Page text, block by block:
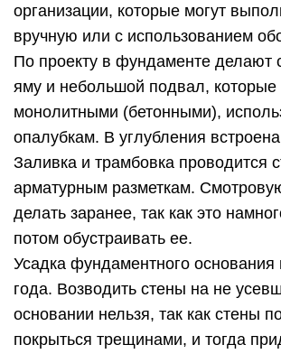
организации, которые могут
вручную или с использованием
По проекту в фундаменте делают
яму и небольшой подвал, которые
монолитными (бетонными),
опалубкам. В углубления
Заливка и трамбовка проводится
арматурным разметкам.
делать заранее, так как это
потом обустраивать ее.
Усадка фундаментного основания
года. Возводить стены на не
основании нельзя, так как стены
покрыться трещинами, и тогда